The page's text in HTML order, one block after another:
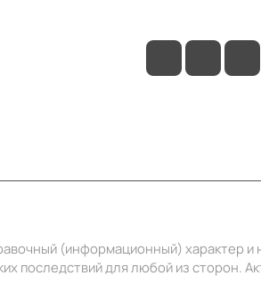
(информационный) характер и
последствий для любой из сторон.